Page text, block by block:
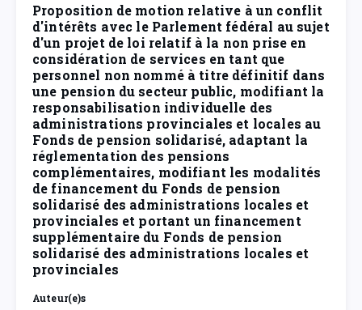
Proposition de motion relative à un conflit
d'intérêts avec le Parlement fédéral au sujet
d'un projet de loi relatif à la non prise en
considération de services en tant que
personnel non nommé à titre définitif dans
une pension du secteur public, modifiant la
responsabilisation individuelle des
administrations provinciales et locales au
Fonds de pension solidarisé, adaptant la
réglementation des pensions
complémentaires, modifiant les modalités
de financement du Fonds de pension
solidarisé des administrations locales et
provinciales et portant un financement
supplémentaire du Fonds de pension
solidarisé des administrations locales et
provinciales
Auteur(e)s